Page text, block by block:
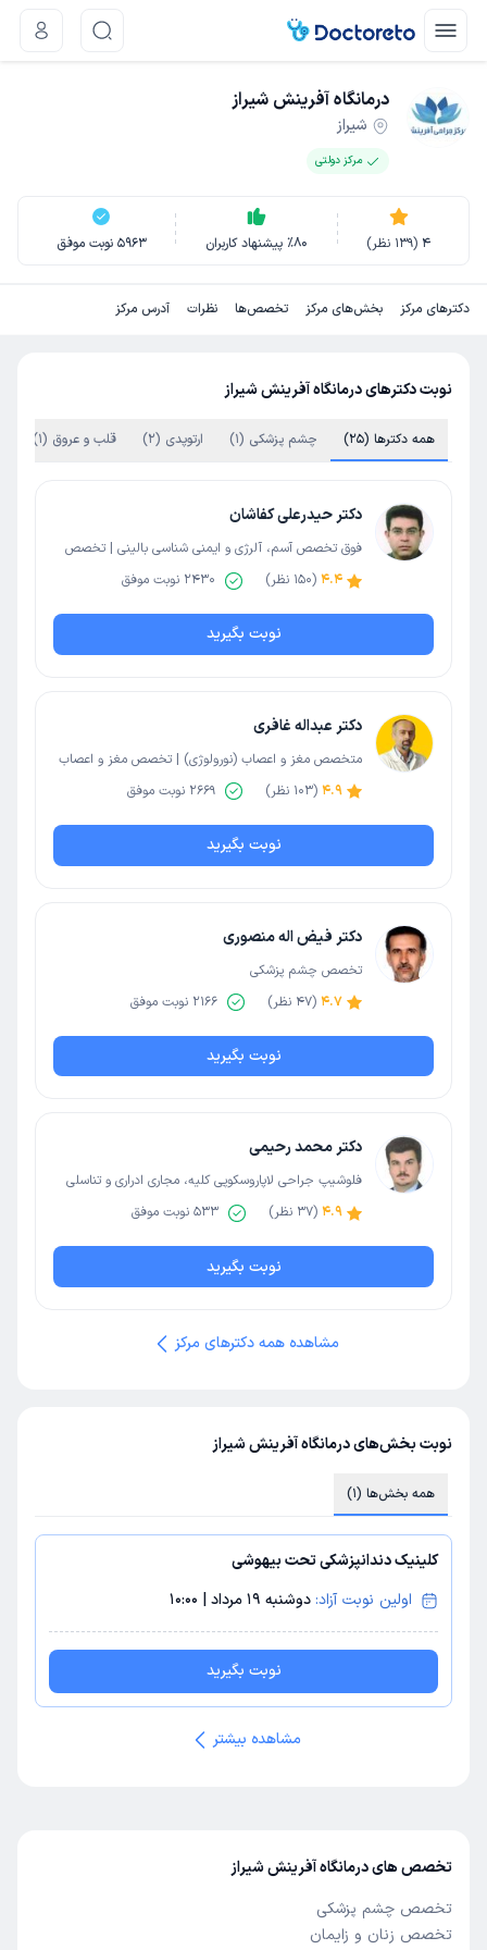
درمانگاه آفرینش شیراز
شیراز
مرکز دولتی
4
(
139 نظر) ٪80 پیشنهاد کاربران 5963 نوبت موفق
دکترهای مرکز بخش‌های مرکز تخصص‌ها نظرات آدرس مرکز
نوبت دکترهای درمانگاه آفرینش شیراز
همه دکترها (25) چشم پزشکی (1) ارتوپدی (2) قلب و عروق (1)
دکتر حیدرعلی کفاشان
فوق تخصص آسم، آلرژی و ایمنی شناسی بالینی | تخصص
کودکان و اطفال
4.4
(
150 نظر) 2430 نوبت موفق
نوبت بگیرید
دکتر عبداله غافری
متخصص مغز و اعصاب (نورولوژی) | تخصص مغز و اعصاب
و نورولوژی
4.9
(
103 نظر) 2669 نوبت موفق
نوبت بگیرید
دکتر فیض اله منصوری
تخصص چشم پزشکی
4.7
(
47 نظر) 2166 نوبت موفق
نوبت بگیرید
دکتر محمد رحیمی
فلوشیپ جراحی لاپاروسکوپی کلیه، مجاری ادراری و تناسلی
(اندویورولوژی) | فلوشیپ اندویورولوژی | تخصص اورولوژی
4.9
(
37 نظر) 533 نوبت موفق
نوبت بگیرید
مشاهده همه دکترهای مرکز
نوبت بخش‌های درمانگاه آفرینش شیراز
همه بخش‌ها (1)
کلینیک دندانپزشکی تحت بیهوشی
اولین نوبت آزاد: دوشنبه 19 مرداد 10:00
نوبت بگیرید
مشاهده بیشتر
تخصص های درمانگاه آفرینش شیراز
تخصص چشم پزشکی
تخصص زنان و زایمان